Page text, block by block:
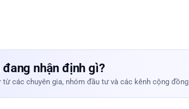
nhận định gì?
các chuyên gia, nhóm đầu tư và các kênh cộng đồng